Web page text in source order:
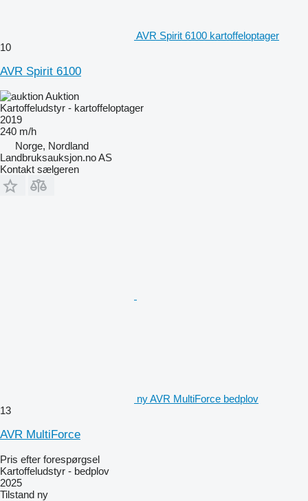
AVR Spirit 6100 kartoffeloptager
10
AVR Spirit 6100
Auktion
Kartoffeludstyr - kartoffeloptager
2019
240 m/h
Norge, Nordland
Landbruksauksjon.no AS
Kontakt sælgeren
ny AVR MultiForce bedplov
13
AVR MultiForce
Pris efter forespørgsel
Kartoffeludstyr - bedplov
2025
Tilstand ny